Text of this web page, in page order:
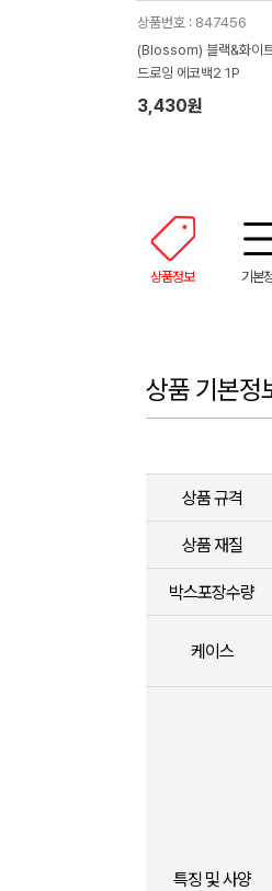
상품번호 : 847456
(Blossom) 블랙&화이
드로잉 에코백2 1P
3,430원
상품정보 기본
상품 기본정
상품 규격
상품 재질
박스포장수량
케이스
특징 및 사양